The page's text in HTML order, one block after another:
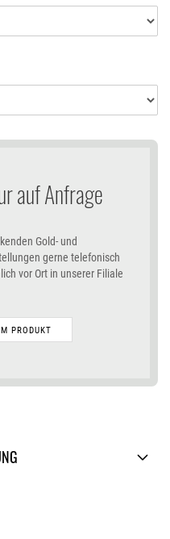
auf Anfrage
Gold- und
gerne telefonisch
vor Ort in unserer Filiale
PRODUKT